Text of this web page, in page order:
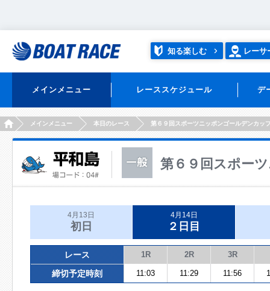
知る楽しむ レーサ
メインメニュー レーススケジュール デ
HOMEメインメニュー 本日のレース 第６９回スポーツニッポンゴールデンカッ
第６９回スポー
4月13日
初日
4月14日
２日目
レース 1R 2R 3R
締切予定時刻 11:03 11:29 11:56